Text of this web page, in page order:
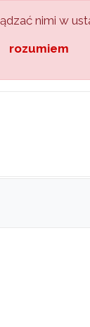
nimi w
rozumiem